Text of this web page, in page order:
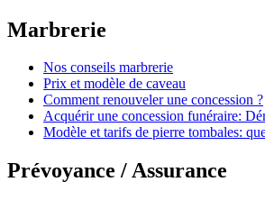
Marbrerie
Nos conseils marbrerie
Prix et modèle de caveau
Comment renouveler une concession ?
Acquérir une concession funéraire:
Modèle et tarifs de pierre tombales:
Prévoyance / Assurance